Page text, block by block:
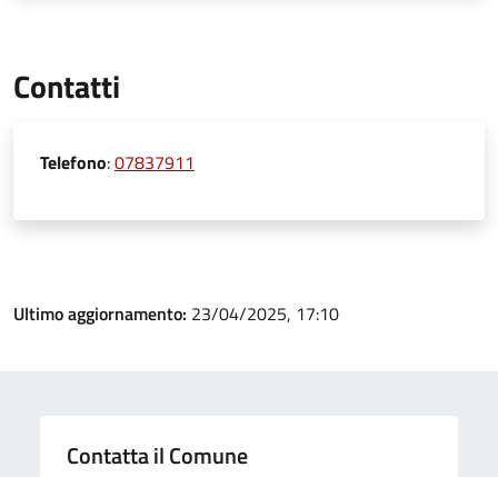
Contatti
Telefono:07837911
Ultimo aggiornamento: 23/04/2025, 17:10
Contatta il Comune